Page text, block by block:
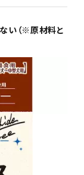
い（※原材料と